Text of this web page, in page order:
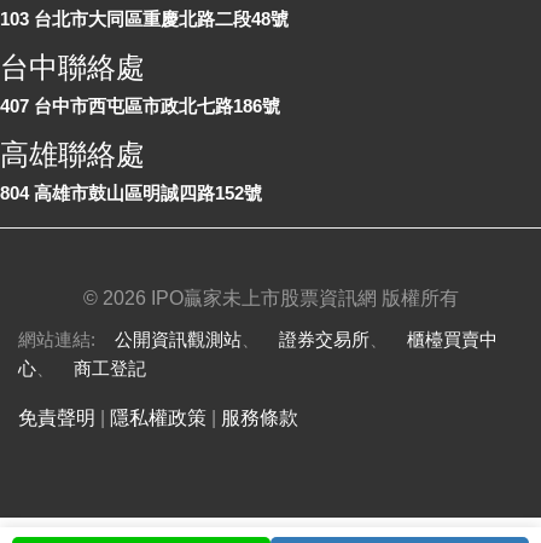
103 台北市大同區重慶北路二段48號
台中聯絡處
407 台中市西屯區市政北七路186號
高雄聯絡處
804 高雄市鼓山區明誠四路152號
© 2026 IPO贏家未上市股票資訊網 版權所有
網站連結: 公開資訊觀測站 證券交易所
櫃檯買賣中
心
商工登記
免責聲明 隱私權政策 服務條款